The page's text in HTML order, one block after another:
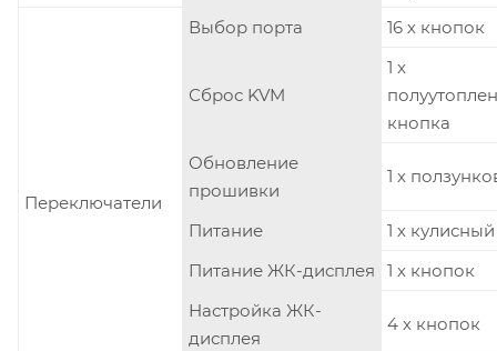
Переключатели
Выбор порта 16 х кнопок
Сброс KVM
1 x
кнопка
Обновление
прошивки
1 х
Питание
1 х кулисный
Питание ЖК-дисплея
1 х кнопок
Настройка ЖК-
дисплея
4 х кнопок